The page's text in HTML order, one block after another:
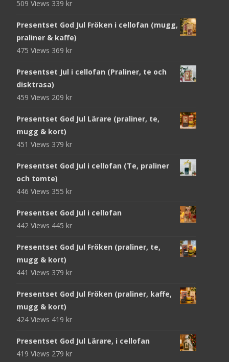
509 Views 339 kr
Presentset God Jul Fröken i cellofan (mugg,
praliner & kaffe)
475 Views 369 kr
Presentset Jul i cellofan (Praliner, te och
disktrasa)
459 Views 209 kr
Presentset God Jul Lärare (praliner, te,
mugg & kort)
451 Views 379 kr
Presentset God Jul i cellofan (Te, praliner
och tomte)
446 Views 355 kr
Presentset God Jul i cellofan
442 Views 445 kr
Presentset God Jul Fröken (praliner, te,
mugg & kort)
441 Views 379 kr
Presentset God Jul Fröken (praliner, kaffe,
mugg & kort)
424 Views 419 kr
Presentset God Jul Lärare, i cellofan
419 Views 279 kr